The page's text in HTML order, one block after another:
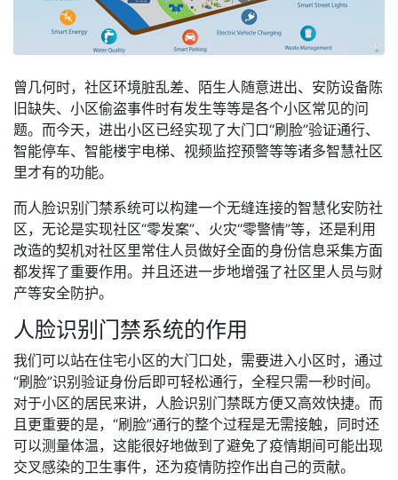
​曾几何时，社区环境脏乱差、陌生人随意进出、安防设备陈
旧缺失、小区偷盗事件时有发生等等是各个小区常见的问
题。而今天，进出小区已经实现了大门口“刷脸”验证通行、
智能停车、智能楼宇电梯、视频监控预警等等诸多智慧社区
里才有的功能。
而人脸识别门禁系统可以构建一个无缝连接的智慧化安防社
区，无论是实现社区“零发案”、火灾“零警情”等，还是利用
改造的契机对社区里常住人员做好全面的身份信息采集方面
都发挥了重要作用。并且还进一步地增强了社区里人员与财
产等安全防护。
人脸识别门禁系统的作用
我们可以站在住宅小区的大门口处，需要进入小区时，通过
“刷脸”识别验证身份后即可轻松通行，全程只需一秒时间。
对于小区的居民来讲，人脸识别门禁既方便又高效快捷。而
且更重要的是，“刷脸”通行的整个过程是无需接触，同时还
可以测量体温，这能很好地做到了避免了疫情期间可能出现
交叉感染的卫生事件，还为疫情防控作出自己的贡献。